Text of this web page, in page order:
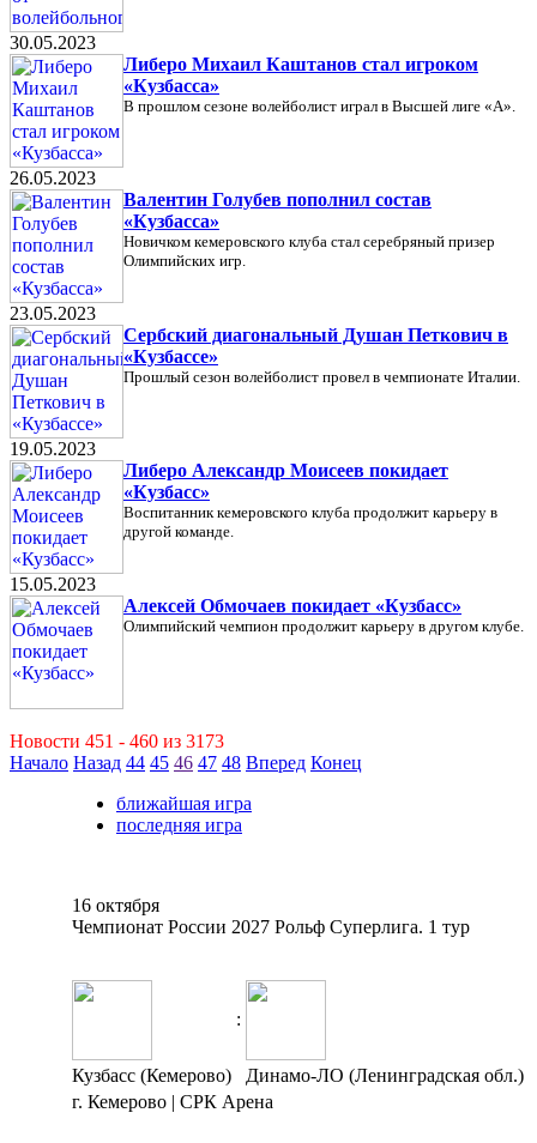
30.05.2023
Либеро Михаил Каштанов стал игроком
«Кузбасса»
В прошлом сезоне волейболист играл в Высшей лиге «А».
26.05.2023
Валентин Голубев пополнил состав
«Кузбасса»
Новичком кемеровского клуба стал серебряный призер
Олимпийских игр.
23.05.2023
Сербский диагональный Душан Петкович в
«Кузбассе»
Прошлый сезон волейболист провел в чемпионате Италии.
19.05.2023
Либеро Александр Моисеев покидает
«Кузбасс»
Воспитанник кемеровского клуба продолжит карьеру в
другой команде.
15.05.2023
Алексей Обмочаев покидает «Кузбасс»
Олимпийский чемпион продолжит карьеру в другом клубе.
Новости 451 - 460 из 3173
Начало Назад 44 45 46 47 48 Вперед Конец
ближайшая игра
последняя игра
16 октября
Чемпионат России 2027 Рольф Суперлига. 1 тур
:
Кузбасс (Кемерово)
Динамо-ЛО (Ленинградская обл.)
г. Кемерово | СРК Арена